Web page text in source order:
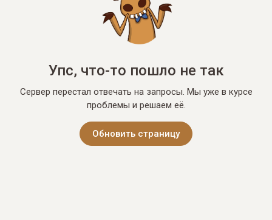
Упс, что-то пошло не так
Сервер перестал отвечать на запросы. Мы уже в курсе
проблемы и решаем её.
Обновить страницу